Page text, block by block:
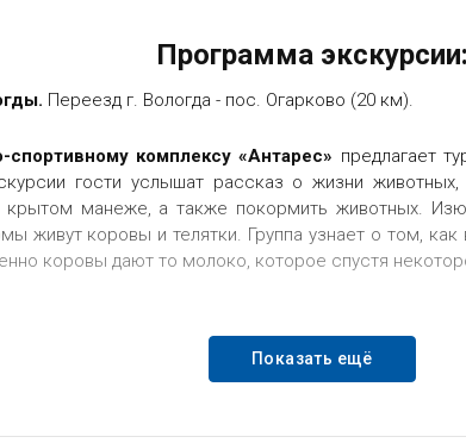
Программа экскурсии:
Переезд г. Вологда - пос. Огарково (20 км).
спортивному комплексу «Антарес» предлагает
гости услышат рассказ о жизни
крытом манеже, а также покормить животных.
живут коровы и телятки. Группа узнает о том,
коровы дают то молоко, которое спустя
Показать ещё